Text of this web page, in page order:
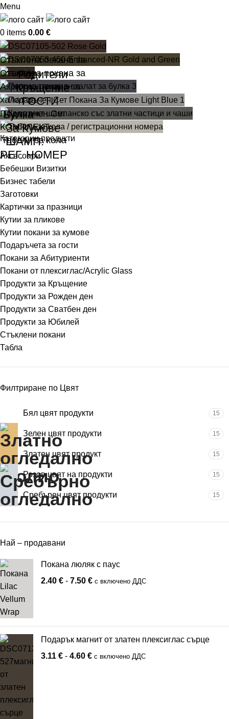
Menu
0 items 0.00 €
Стъклена покана за
Родители
Стъклена покана за
Кръщение
Акрилна покана за
ГОСТИ
халат за
Булка
Подаръчен Сет
За Кумове
КОМПЛЕКТ
ШАМП.
Табели за кола
РЕГ. НОМЕР
Категории продукти
Аксесоари
Бебешки Визитки
Бизнес табели
Заготовки
Картички за празници
Кутии за пликове
Кутии покани за кумове
Подаръчета за гости
Покани за Абитуриенти
Покани от плексиглас/Acrylic Glass
Продукти за Кръщение
Продукти за Рожден ден
Продукти за Сватбен ден
Продукти за Юбилей
Стъклени покани
Табла
Филтриране по Цвят
Бял цвят продукти 15
Зелен цвят продукти 15
Златен цвят продукт 15
Розов цвят на продукти 15
Сребърен цвят продукти 15
Най – продавани
Покана люляк с паус
2.40 € - 7.50 € с включено ДДС
Подарък магнит от златен плексиглас сърце
3.11 € - 4.60 € с включено ДДС